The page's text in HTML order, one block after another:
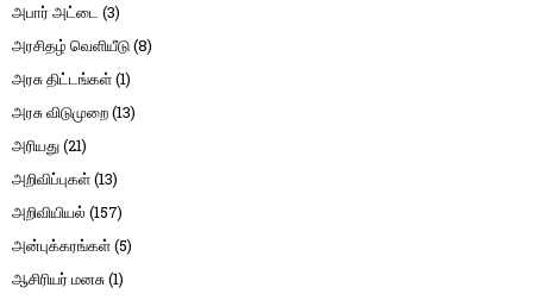
அபார் அட்டை (3)
அரசிதழ் வெளியீடு(8)
அரசு திட்டங்கள்(1)
அரசு விடுமுறை(13)
அரியது(21)
அறிவிப்புகள்(13)
அறிவியியல் (157)
அன்புக்கரங்கள்(5)
ஆசிரியர் மனசு(1)